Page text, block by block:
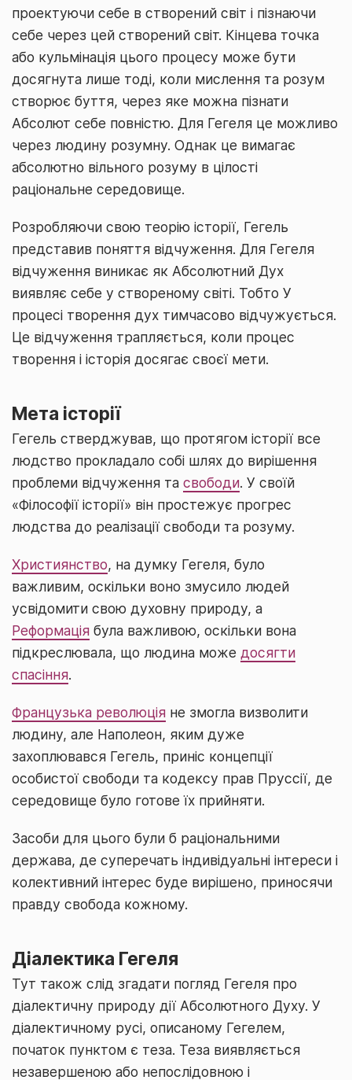
проектуючи себе в створений світ і пізнаючи
себе через цей створений світ. Кінцева точка
або кульмінація цього процесу може бути
досягнута лише тоді, коли мислення та розум
створює буття, через яке можна пізнати
Абсолют себе повністю. Для Гегеля це можливо
через людину розумну. Однак це вимагає
абсолютно вільного розуму в цілості
раціональне середовище.
Розробляючи свою теорію історії, Гегель
представив поняття відчуження. Для Гегеля
відчуження виникає як Абсолютний Дух
виявляє себе у створеному світі. Тобто У
процесі творення дух тимчасово відчужується.
Це відчуження трапляється, коли процес
творення і історія досягає своєї мети.
Мета історії
Гегель стверджував, що протягом історії все
людство прокладало собі шлях до вирішення
проблеми відчуження та свободи. У своїй
«Філософії історії» він простежує прогрес
людства до реалізації свободи та розуму.
Християнство, на думку Гегеля, було
важливим, оскільки воно змусило людей
усвідомити свою духовну природу, а
Реформація була важливою, оскільки вона
підкреслювала, що людина може досягти
спасіння.
Французька революція не змогла визволити
людину, але Наполеон, яким дуже
захоплювався Гегель, приніс концепції
особистої свободи та кодексу прав Пруссії, де
середовище було готове їх прийняти.
Засоби для цього були б раціональними
держава, де суперечать індивідуальні інтереси і
колективний інтерес буде вирішено, приносячи
правду свобода кожному.
Діалектика Гегеля
Тут також слід згадати погляд Гегеля про
діалектичну природу дії Абсолютного Духу. У
діалектичному русі, описаному Гегелем,
початок пунктом є теза. Теза виявляється
незавершеною або непослідовною і